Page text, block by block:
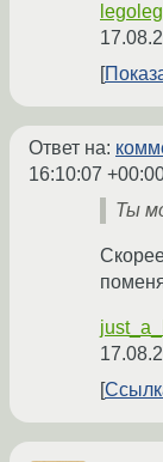
Ответ на:
16:10:07
Ты